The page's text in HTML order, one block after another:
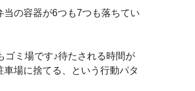
の容器が6つも7つも落ちてい
ゴミ場です♪待たされる時間が
場に捨てる、という行動パタ